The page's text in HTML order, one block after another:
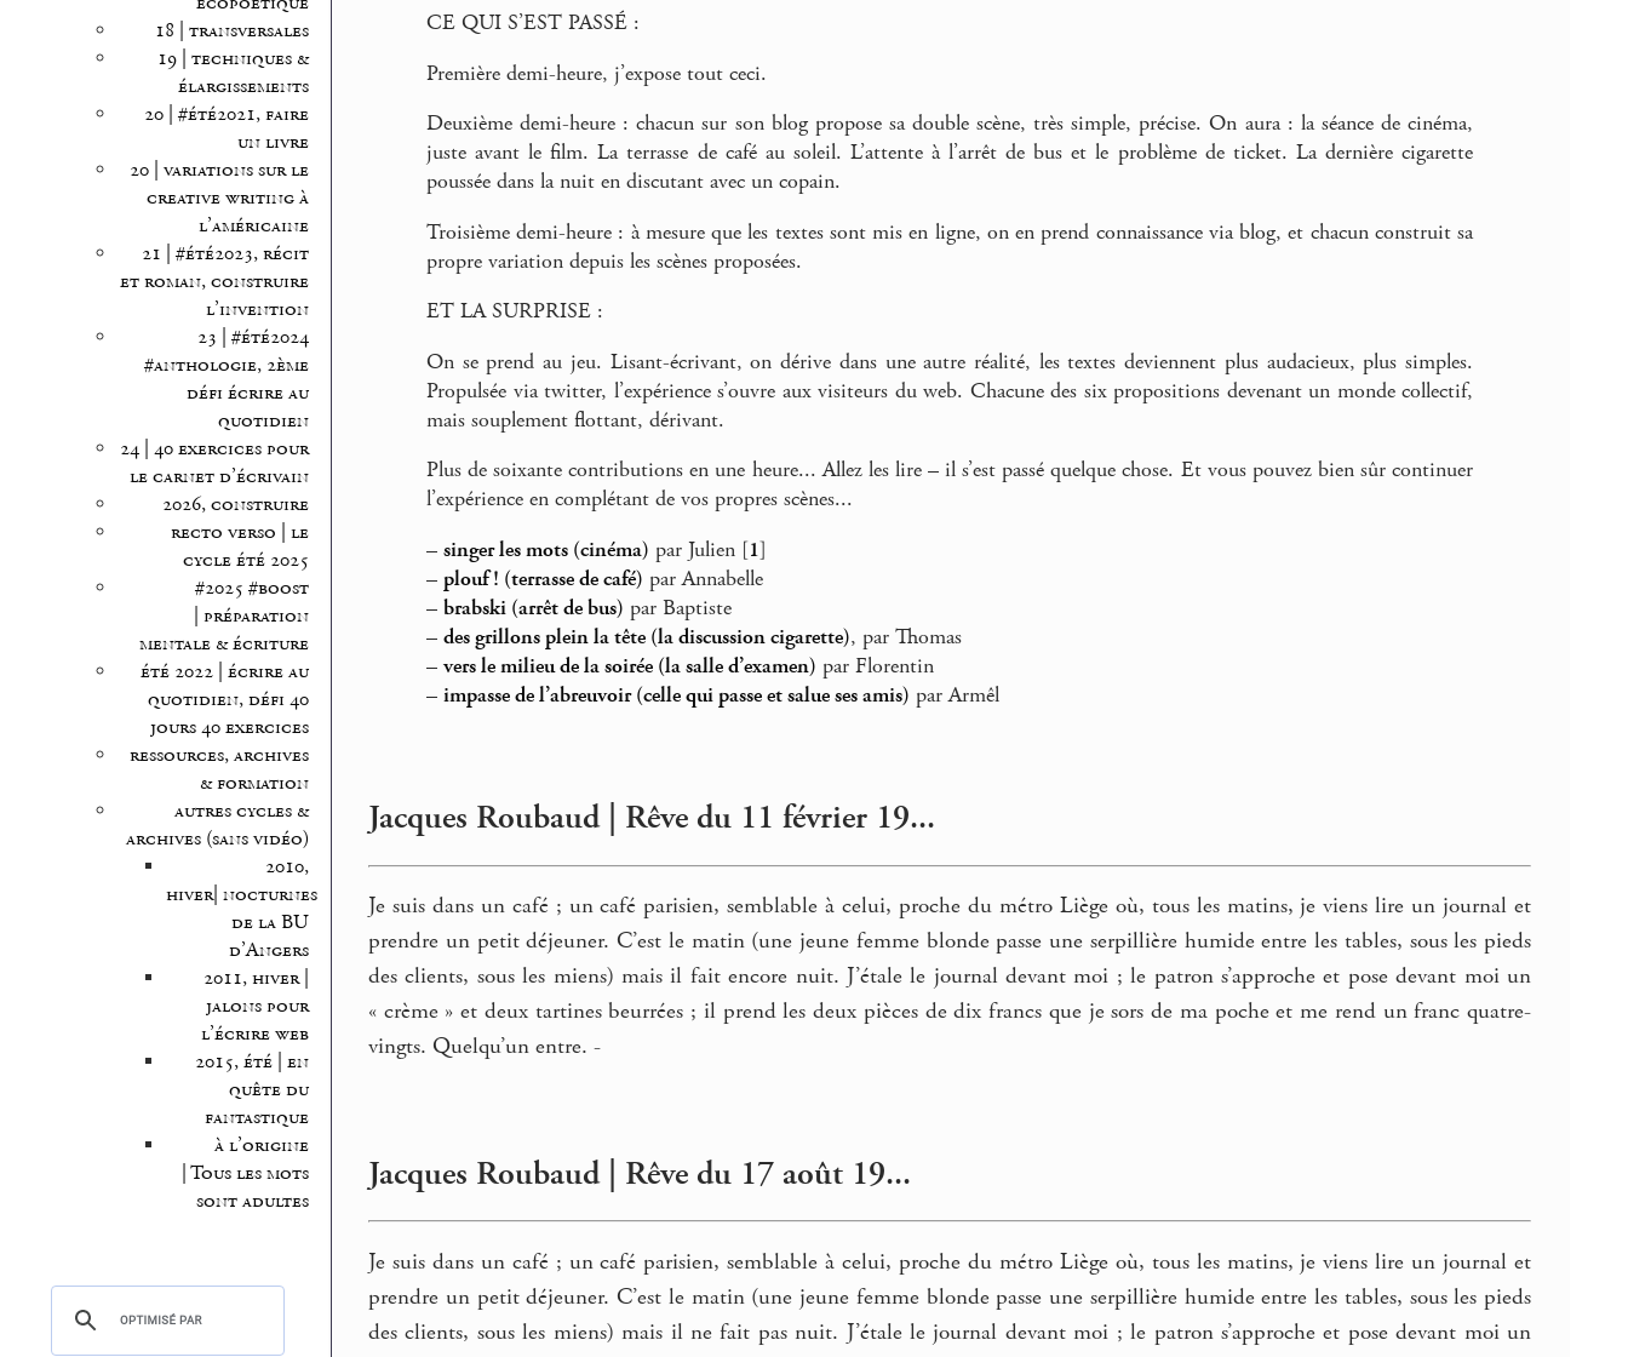
18 | transversales
19 | techniques &
élargissements
20 | #été2021, faire
un livre
20 | variations sur le
creative writing à
l’américaine
21 | #été2023, récit
et roman, construire
l’invention
23 | #été2024
#anthologie, 2ème
défi écrire au
quotidien
24 | 40 exercices pour
le carnet d’écrivain
2026, construire
recto verso | le
cycle été 2025
#2025 #boost
| préparation
mentale & écriture
été 2022 | écrire au
quotidien, défi 40
jours 40 exercices
ressources, archives
& formation
autres cycles &
archives (sans vidéo)
2010,
hiver| nocturnes
de la BU
d’Angers
2011, hiver |
jalons pour
l’écrire web
2015, été | en
quête du
fantastique
à l’origine
| Tous les mots
sont adultes
CE QUI S’EST PASSÉ :
Première demi-heure, j’expose tout ceci.
Deuxième demi-heure : chacun sur son blog propose sa double scène, très simple, précise. On aura : la séance de cinéma,
juste avant le film. La terrasse de café au soleil. L’attente à l’arrêt de bus et le problème de ticket. La dernière cigarette
poussée dans la nuit en discutant avec un copain.
Troisième demi-heure : à mesure que les textes sont mis en ligne, on en prend connaissance via blog, et chacun construit sa
propre variation depuis les scènes proposées.
ET LA SURPRISE :
On se prend au jeu. Lisant-écrivant, on dérive dans une autre réalité, les textes deviennent plus audacieux, plus simples.
Propulsée via twitter, l’expérience s’ouvre aux visiteurs du web. Chacune des six propositions devenant un monde collectif,
mais souplement flottant, dérivant.
Plus de soixante contributions en une heure... Allez les lire – il s’est passé quelque chose. Et vous pouvez bien sûr continuer
l’expérience en complétant de vos propres scènes...
– singer les mots (cinéma) par Julien [1]
– plouf ! (terrasse de café) par Annabelle
– brabski (arrêt de bus) par Baptiste
– des grillons plein la tête (la discussion cigarette), par Thomas
– vers le milieu de la soirée (la salle d’examen) par Florentin
– impasse de l’abreuvoir (celle qui passe et salue ses amis) par Armêl
Jacques Roubaud | Rêve du 11 février 19...
Je suis dans un café ; un café parisien, semblable à celui, proche du métro Liège où, tous les matins, je viens lire un journal et
prendre un petit déjeuner. C’est le matin (une jeune femme blonde passe une serpillière humide entre les tables, sous les pieds
des clients, sous les miens) mais il fait encore nuit. J’étale le journal devant moi ; le patron s’approche et pose devant moi un
« crème » et deux tartines beurrées ; il prend les deux pièces de dix francs que je sors de ma poche et me rend un franc quatre-
vingts. Quelqu’un entre. -
Jacques Roubaud | Rêve du 17 août 19...
Je suis dans un café ; un café parisien, semblable à celui, proche du métro Liège où, tous les matins, je viens lire un journal et
prendre un petit déjeuner. C’est le matin (une jeune femme blonde passe une serpillière humide entre les tables, sous les pieds
des clients, sous les miens) mais il ne fait pas nuit. J’étale le journal devant moi ; le patron s’approche et pose devant moi un